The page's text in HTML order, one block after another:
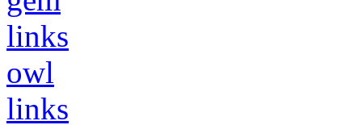
links
owl
links